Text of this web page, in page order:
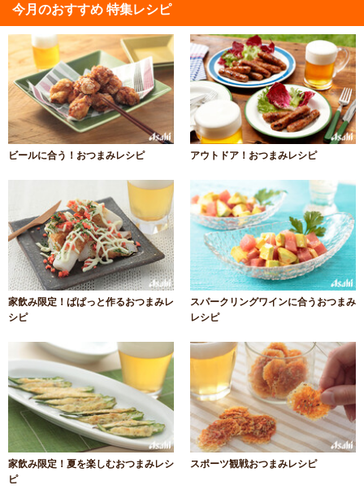
今月のおすすめ 特集レシピ
ビールに合う！おつまみレシピ アウトドア！おつまみレシピ
家飲み限定！ぱぱっと作るおつまみレ
シピ
スパークリングワインに合うおつまみ
レシピ
家飲み限定！夏を楽しむおつまみレシ
ピ
スポーツ観戦おつまみレシピ